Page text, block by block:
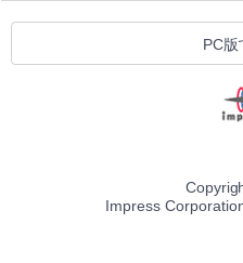
PC版
Impress